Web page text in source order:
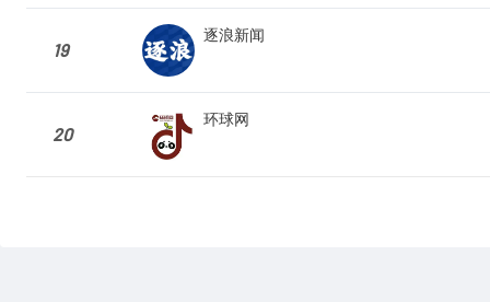
19
逐浪新闻
20
环球网